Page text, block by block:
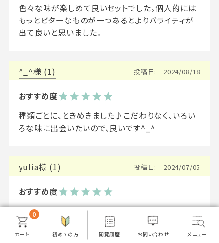
色々な味が楽しめて良いセットでした。個人的には
もっとビターなものが一つあるとよりバライティが
出て良いと思いました。
^_^ 1 投稿日 2024/08/18
種類ごとに、ときめきました♪こだわりなく、いろい
ろな味に出会いたいので、良いです^_^
yulia 1 投稿日 2024/07/05
酸味のある豆は苦手なのでモカが入っているのに
戸惑いましたが、すっきりとした味で飲みやすかった
です。
0